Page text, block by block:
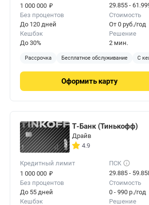
1 000 000 ₽
29.855 -
Без процентов
До 120 дней
Стоимость
От 0 руб./год
Кешбэк
До 30%
Решение
2 мин.
Рассрочка Бесплатное обслуживание С
Оформить карту
Т-Банк (Тинькофф)
Драйв
4.9
Кредитный лимит
1 000 000 ₽
ПСК
29.885 -
Без процентов
До 55 дней
Стоимость
0 - 990 р./год
Кешбэк
Решение